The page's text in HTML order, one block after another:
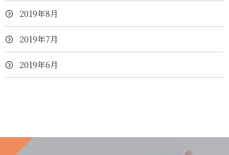
2019年8月
2019年7月
2019年6月